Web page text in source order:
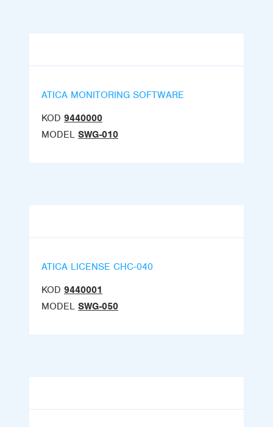
ATICA MONITORING SOFTWARE
KOD 9440000
MODEL SWG-010
ATICA LICENSE CHC-040
KOD 9440001
MODEL SWG-050